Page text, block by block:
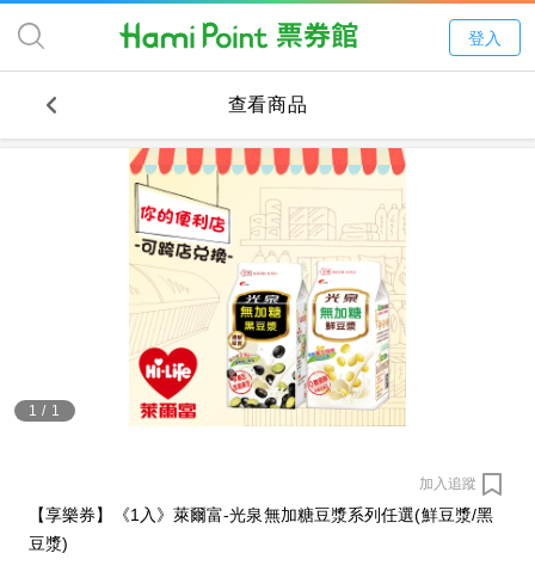
登入
查看商品
1 / 1
加入追蹤
【享樂券】《1入》萊爾富-光泉無加糖豆漿系列任選(鮮豆漿/黑
豆漿)